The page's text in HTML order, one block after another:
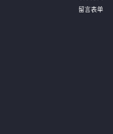
留言表单